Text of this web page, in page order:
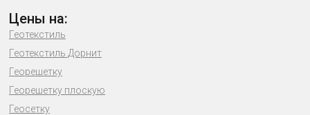
Цены на:
Геотекстиль
Геотекстиль Дорнит
Георешетку
Георешетку плоскую
Геосетку